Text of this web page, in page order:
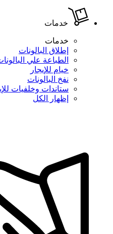
خدمات
خدمات
إطلاق البالونات
الطباعة علي
خيام للإيجار
نفخ البالونات
ستاندات وخلفيات
إظهار الكل